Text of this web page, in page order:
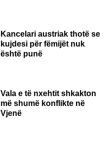
Kancelari austriak thotë se
kujdesi për fëmijët nuk
është punë
Vala e të nxehtit shkakton
më shumë konflikte në
Vjenë